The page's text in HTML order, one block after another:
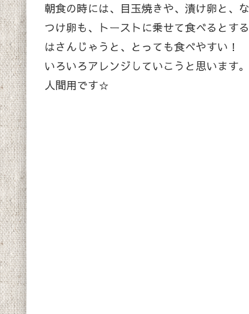
朝食の時には、目玉焼きや、漬け卵と、
つけ卵も、トーストに乗せて食べるとす
はさんじゃうと、とっても食べやすい！
いろいろアレンジしていこうと思います。
人間用です☆